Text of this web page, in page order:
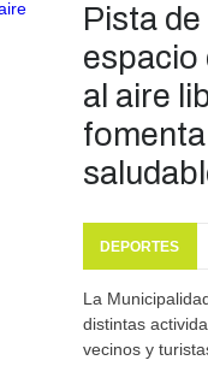
Pista
espacio
al aire
DEPORTES
La
distintas
vecinos y